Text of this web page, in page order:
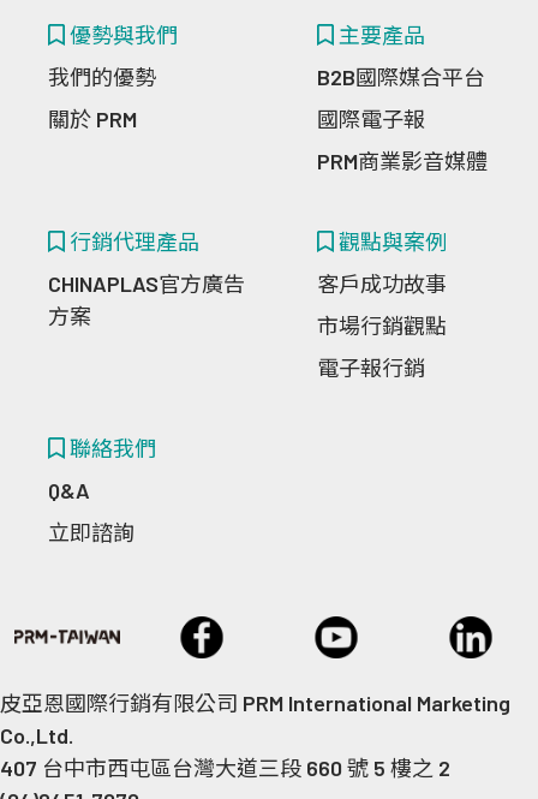
優勢與我們
我們的優勢
關於 PRM
主要產品
B2B國際媒合平台
國際電子報
PRM商業影音媒體
行銷代理產品
CHINAPLAS官方廣告
方案
觀點與案例
客戶成功故事
市場行銷觀點
電子報行銷
聯絡我們
Q&A
立即諮詢
皮亞恩國際行銷有限公司 PRM International Marketing
Co.,Ltd.
407 台中市西屯區台灣大道三段 660 號 5 樓之 2